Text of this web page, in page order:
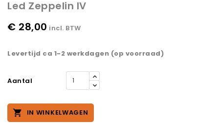
Led Zeppelin IV
€ 28,00 incl. BTW
Levertijd ca 1-2 werkdagen (op voorraad)
Aantal
 IN WINKELWAGEN